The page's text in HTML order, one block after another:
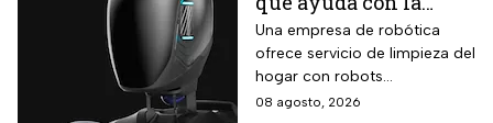
limpieza del hogar
Una empresa de robótica
ofrece servicio de limpieza del
hogar con robots
humanoides por 30 dólares la
08 agosto, 2026